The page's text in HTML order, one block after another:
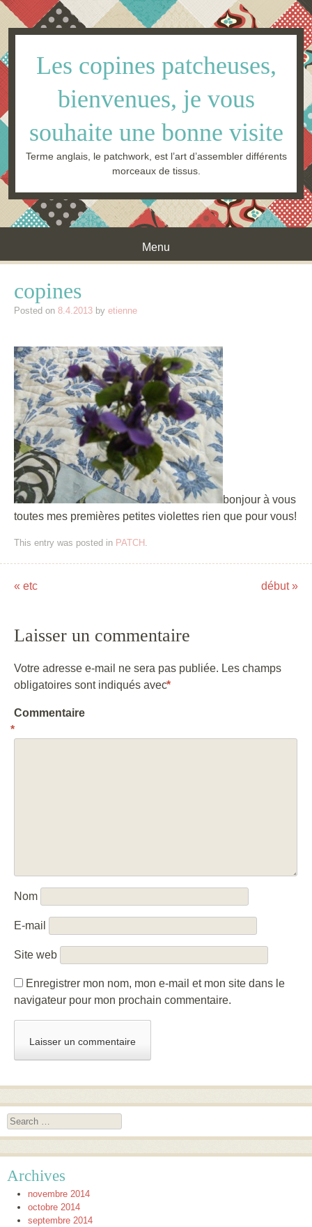
Les copines patcheuses,
bienvenues, je vous
souhaite une bonne visite
Terme anglais, le patchwork, est l’art d’assembler différents
morceaux de tissus.
Menu
copines
Posted on 8.4.2013 by etienne
bonjour à vous
toutes mes premières petites violettes rien que pour vous!
This entry was posted in PATCH .
Post navigation
« etc début»
Laisser un commentaire
Votre adresse e-mail ne sera pas publiée. Les champs
obligatoires sont indiqués avec*
Commentaire
*
Nom
E-mail
Site web
Enregistrer mon nom, mon e-mail et mon site dans le
navigateur pour mon prochain commentaire.
Search
Archives
novembre 2014
octobre 2014
septembre 2014